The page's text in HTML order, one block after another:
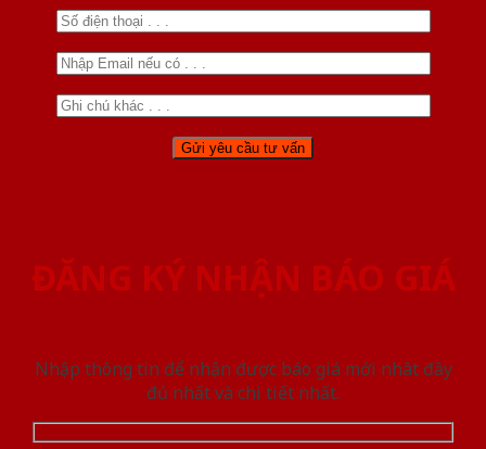
ĐĂNG KÝ NHẬN BÁO GIÁ
Nhập thông tin để nhận được báo giá mới nhât đầy
đủ nhất và chi tiết nhất.